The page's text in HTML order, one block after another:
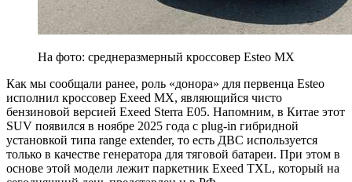
На фото: среднеразмерный кроссовер Esteo MX
Как мы сообщали ранее, роль «донора» для первенца Esteo
исполнил кроссовер Exeed MX, являющийся чисто
бензиновой версией Exeed Sterra E05. Напомним, в Китае этот
SUV появился в ноябре 2025 года с plug-in гибридной
установкой типа range extender, то есть ДВС используется
только в качестве генератора для тяговой батареи. При этом в
основе этой модели лежит паркетник Exeed TXL, который на